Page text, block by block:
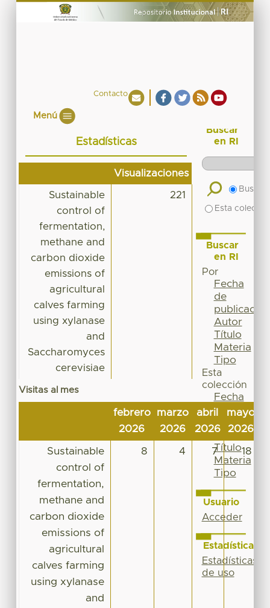
Contacto
Menú
Estadísticas
Visualizaciones
Sustainable
control of
fermentation,
methane and
carbon dioxide
emissions of
agricultural
calves farming
using xylanase
and
Saccharomyces
cerevisiae
221
Visitas al mes
febrero
2026
marzo
2026
abril
2026
mayo
2026
Sustainable
control of
fermentation,
methane and
carbon dioxide
emissions of
agricultural
calves farming
using xylanase
and
8 4 7 18
Buscar
en RI
Buscar
Esta
Buscar
en RI
Por
Fecha
de
publicación
Autor
Título
Materia
Tipo
Esta
colección
Fecha
de
publicación
Autor
Título
Materia
Tipo
Usuario
Acceder
Estadísticas
Estadísticas
de uso